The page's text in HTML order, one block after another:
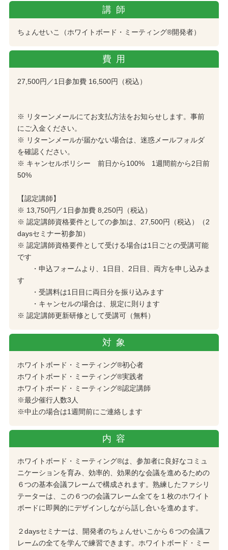
講師
ちょんせいこ（ホワイトボード・ミーティング®開発者）
費用
27,500円／1日参加費 16,500円（税込）
※ リターンメールにてお支払方法をお知らせします。事前
にご入金ください。
※ リターンメールが届かない場合は、迷惑メールフォルダ
を確認ください。
※ キャンセルポリシー 前日から100% 1週間前から2日前
50%
【認定講師】
※ 13,750円／1日参加費 8,250円（税込）
※ 認定講師資格要件としての参加は、27,500円（税込）（2
daysセミナー初参加）
※ 認定講師資格要件として受ける場合は1日ごとの受講可能
です
・申込フォームより、1日目、2日目、両方を申し込みま
す
・受講料は1日目に両日分を振り込みます
・キャンセルの場合は、規定に則ります
※ 認定講師更新研修として受講可（無料）
対象
ホワイトボード・ミーティング®初心者
ホワイトボード・ミーティング®実践者
ホワイトボード・ミーティング®認定講師
※最少催行人数3人
※中止の場合は1週間前にご連絡します
内容
ホワイトボード・ミーティング®は、参加者に良好なコミュ
ニケーションを育み、効率的、効果的な会議を進めるための
６つの基本会議フレームで構成されます。熟練したファシリ
テーターは、この６つの会議フレーム全てを１枚のホワイト
ボードに即興的にデザインしながら話し合いを進めます。
２daysセミナーは、開発者のちょんせいこから６つの会議フ
レームの全てを学んで練習できます。ホワイトボード・ミー